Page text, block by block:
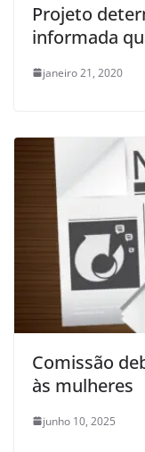
Projeto
informada
janeiro 21, 2020
Comissão
às mulheres
junho 10, 2025